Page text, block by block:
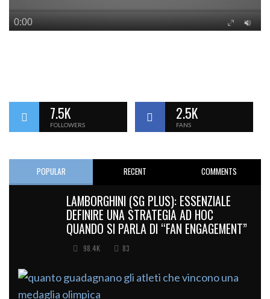
7.5K
FOLLOWERS
2.5K
FANS
POPULAR RECENT COMMENTS
LAMBORGHINI (SG PLUS): ESSENZIALE
DEFINIRE UNA STRATEGIA AD HOC
QUANDO SI PARLA DI “FAN ENGAGEMENT”
98.4K 83